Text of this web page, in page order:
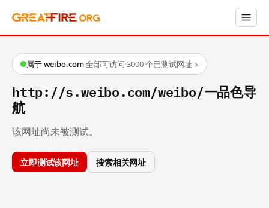
属于 weibo.com·全部可访问·3000 个已测试网址→
http://s.weibo.com/weibo/一品色导
航
该网址尚未被测试。
立即测试该网址 搜索相关网址